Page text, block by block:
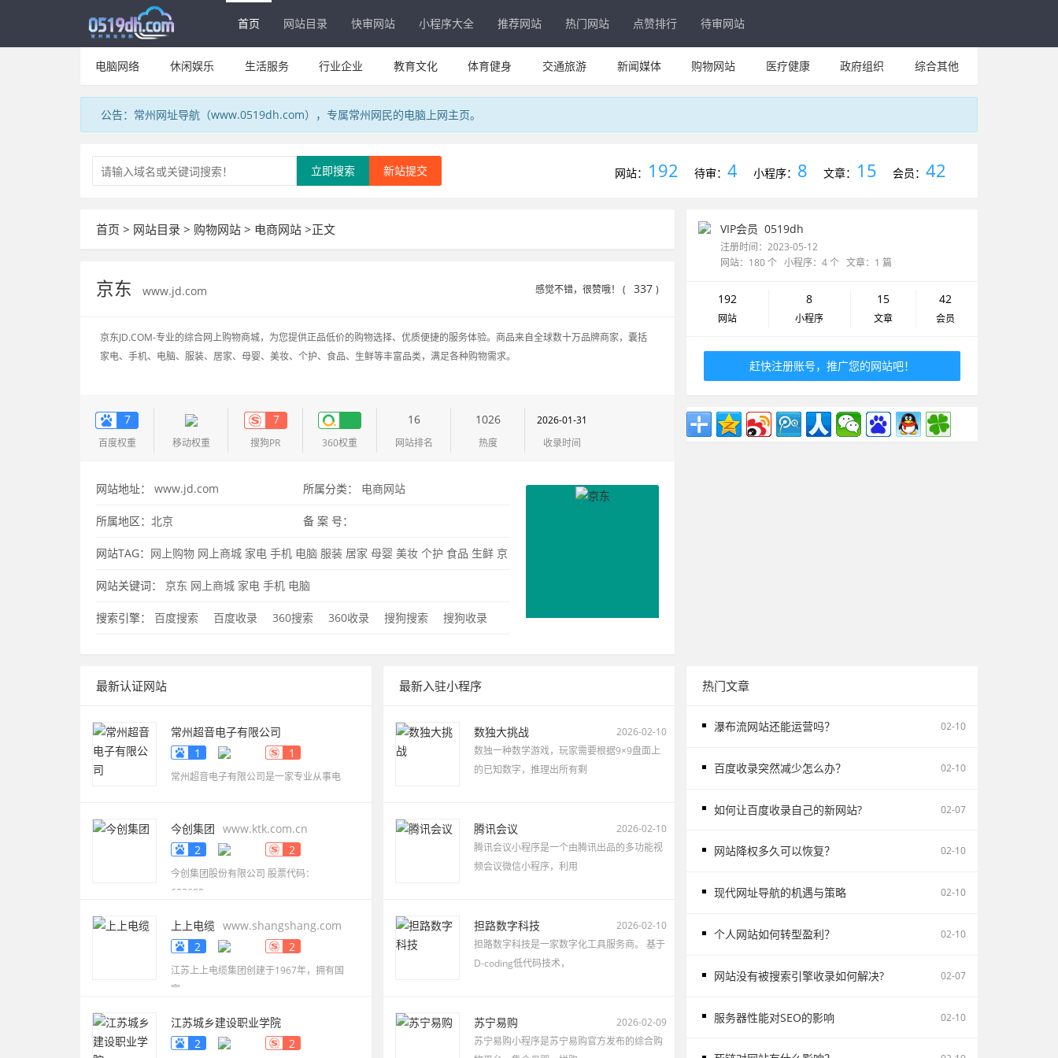
首页 网站目录 快审网站 小程序大全 推荐网站 热门网站 点赞排行 待审网站
电脑网络 休闲娱乐 生活服务 行业企业 教育文化 体育健身 交通旅游 新闻媒体 购物网站 医疗健康 政府组织 综合其他
公告：常州网址导航（www.0519dh.com），专属常州网民的电脑上网主页。
新站提交
立即搜索 网站： 192 待审： 4 小程序： 8 文章： 15 会员： 42
首页 > 网站目录 > 购物网站 > 电商网站 >正文
京东 www.jd.com 感觉不错，很赞哦！ ( 337 )
京东JD.COM-专业的综合网上购物商城，为您提供正品低价的购物选择、优质便捷的服务体验。商品来自全球数十万品牌商家，囊括
家电、手机、电脑、服装、居家、母婴、美妆、个护、食品、生鲜等丰富品类，满足各种购物需求。
7
百度权重 移动权重
7
搜狗PR 360权重
16
网站排名
1026
热度
2026-01-31
收录时间
网站地址： www.jd.com 所属分类： 电商网站
所属地区： 北京 备 案 号：
网站TAG： 网上购物 网上商城 家电 手机 电脑 服装 居家 母婴 美妆 个护 食品 生鲜 京
东
网站关键词： 京东 网上商城 家电 手机 电脑
搜索引擎： 百度搜索 百度收录 360搜索 360收录 搜狗搜索 搜狗收录
VIP会员 0519dh
注册时间：2023-05-12
网站：180 个 小程序：4 个 文章：1 篇
192
网站
8
小程序
15
文章
42
会员
赶快注册账号，推广您的网站吧！
最新认证网站
常州超音电子有限公司
www.smdbuzzer.net
1 1
常州超音电子有限公司是一家专业从事电
今创集团 www.ktk.com.cn
2
2
今创集团股份有限公司 股票代码：
603680，
上上电缆 www.shangshang.com
2
2
江苏上上电缆集团创建于1967年，拥有国
家
江苏城乡建设职业学院
www.jscc.edu.cn
2 2
最新入驻小程序
数独大挑战
2026-02-10
数独一种数学游戏，玩家需要根据9×9盘面上
的已知数字，推理出所有剩
腾讯会议
2026-02-10
腾讯会议小程序是一个由腾讯出品的多功能视
频会议微信小程序，利用
担路数字科技
2026-02-10
担路数字科技是一家数字化工具服务商。 基于
D-coding低代码技术，
苏宁易购
2026-02-09
苏宁易购小程序是苏宁易购官方发布的综合购
热门文章
瀑布流网站还能运营吗？ 02-10
百度收录突然减少怎么办？ 02-10
如何让百度收录自己的新网站? 02-07
网站降权多久可以恢复？ 02-10
现代网址导航的机遇与策略 02-10
个人网站如何转型盈利？ 02-10
网站没有被搜索引擎收录如何解决? 02-07
服务器性能对SEO的影响 02-10